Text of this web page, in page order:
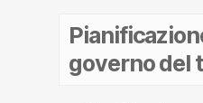
governo del